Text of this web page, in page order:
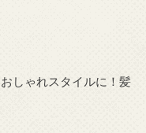
しゃれスタイルに！髪